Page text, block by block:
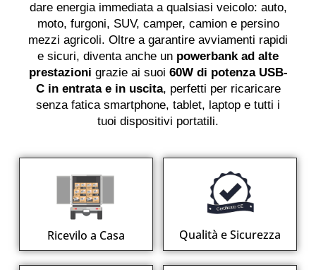
dare energia immediata a qualsiasi veicolo: auto,
moto, furgoni, SUV, camper, camion e persino
mezzi agricoli. Oltre a garantire avviamenti rapidi
e sicuri, diventa anche un powerbank ad alte
prestazioni grazie ai suoi 60W di potenza USB-
C in entrata e in uscita, perfetti per ricaricare
senza fatica smartphone, tablet, laptop e tutti i
tuoi dispositivi portatili.
Ricevilo a Casa Qualità e Sicurezza